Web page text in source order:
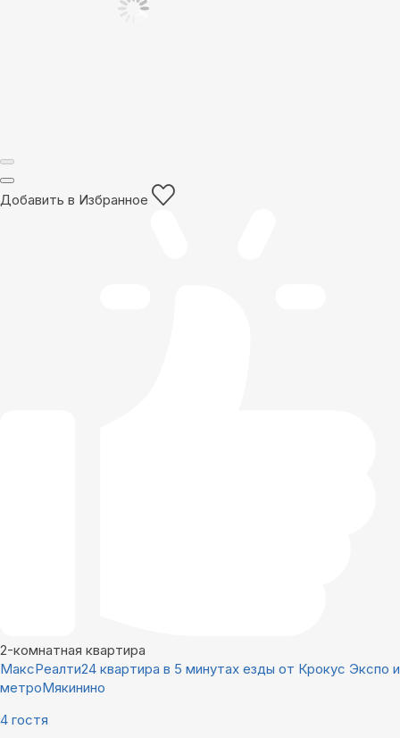
Добавить в Избранное
2-комнатная квартира
МаксРеалти24 квартира в 5 минутах езды от Крокус Экспо и
метроМякинино
4 гостя